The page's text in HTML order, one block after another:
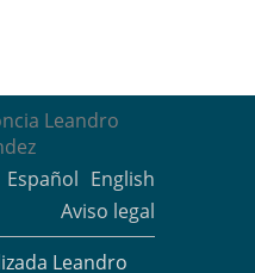
Español English
Aviso legal
Leandro